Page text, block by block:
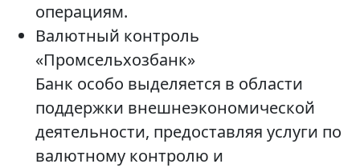
операциям.
Валютный контроль
«Промсельхозбанк»
Банк особо выделяется в области
поддержки внешнеэкономической
деятельности, предоставляя услуги по
валютному контролю и